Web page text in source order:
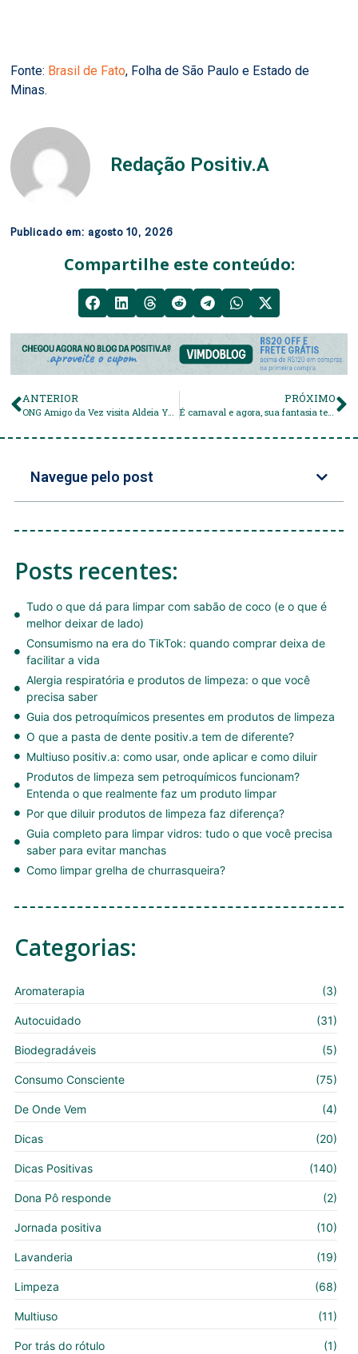
Fonte: Brasil de Fato, Folha de São Paulo e Estado de
Minas.
Redação Positiv.A
Publicado em:agosto 10, 2026
Compartilhe este conteúdo:
ANTERIOR
ONG Amigo da Vez visita Aldeia Yawanawá com apoio da Positiv.a!
PRÓXIMO
É carnaval e agora, sua fantasia tem plástico?
Navegue pelo post
Posts recentes:
Tudo o que dá para limpar com sabão de coco (e o que é
melhor deixar de lado)
Consumismo na era do TikTok: quando comprar deixa de
facilitar a vida
Alergia respiratória e produtos de limpeza: o que você
precisa saber
Guia dos petroquímicos presentes em produtos de limpeza
O que a pasta de dente positiv.a tem de diferente?
Multiuso positiv.a: como usar, onde aplicar e como diluir
Produtos de limpeza sem petroquímicos funcionam?
Entenda o que realmente faz um produto limpar
Por que diluir produtos de limpeza faz diferença?
Guia completo para limpar vidros: tudo o que você precisa
saber para evitar manchas
Como limpar grelha de churrasqueira?
Categorias:
Aromaterapia (3)
Autocuidado (31)
Biodegradáveis (5)
Consumo Consciente (75)
De Onde Vem (4)
Dicas (20)
Dicas Positivas (140)
Dona Pô responde (2)
Jornada positiva (10)
Lavanderia (19)
Limpeza (68)
Multiuso (11)
Por trás do rótulo (1)